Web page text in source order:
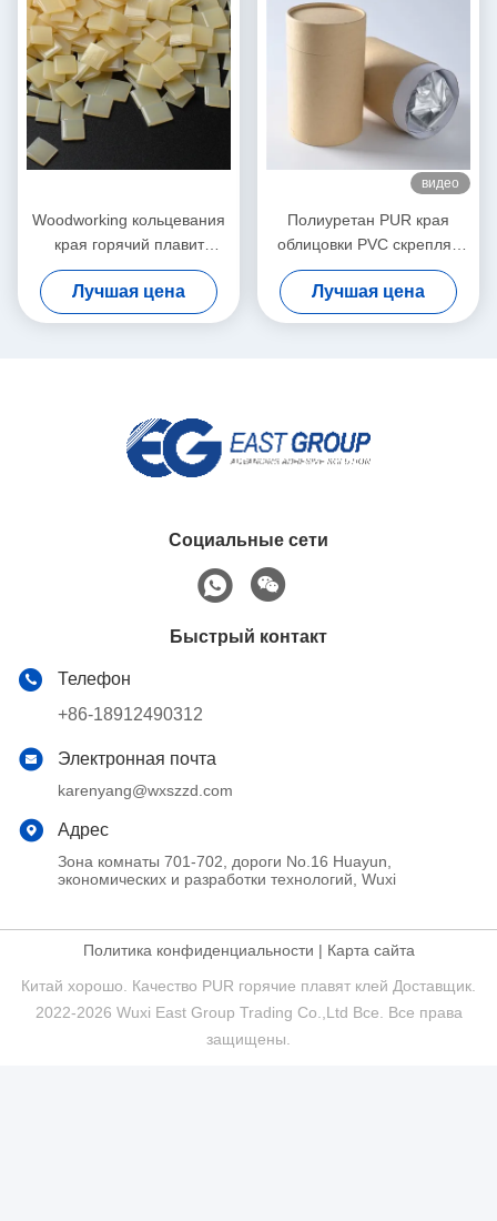
Woodworking кольцевания
края горячий плавит
слипчивое для
автоматической соединяя
машины
Лучшая цена
видео
Полиуретан PUR края
облицовки PVC скрепляя
горячий плавит
прилипатели для мебели
Лучшая цена
Социальные сети
Быстрый контакт
Телефон
+86-18912490312
Электронная почта
karenyang@wxszzd.com
Адрес
Зона комнаты 701-702, дороги No.16 Huayun,
экономических и разработки технологий, Wuxi
Политика конфиденциальности | Карта сайта
Китай хорошо. Качество PUR горячие плавят клей Доставщик.
2022-2026 Wuxi East Group Trading Co.,Ltd Все. Все права
защищены.